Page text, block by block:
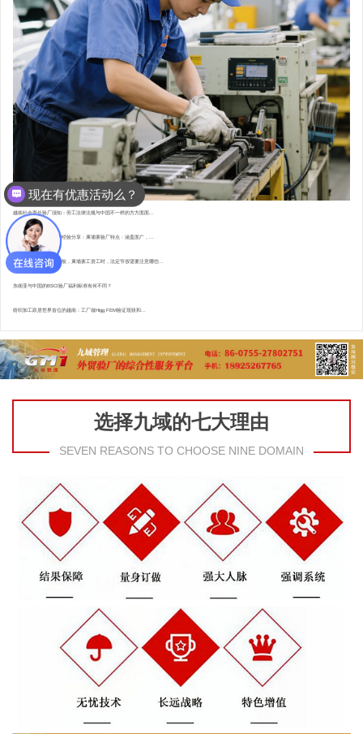
越南社会责任验厂须知：劳工法律法规与中国不一样的方方面面...
东南亚资深验厂顾问的经验分享：柬埔寨验厂特点 : 涵盖面广，...
直赴柬埔寨，为验厂护航，柬埔寨工资工时，法定节假需要注意哪些...
东南亚与中国的BSCI验厂福利标准有何不同？
纺织加工跃居世界首位的越南：工厂做Higg FEM验证现状和...
选择九域的七大理由
SEVEN REASONS TO CHOOSE NINE DOMAIN
现在有优惠活动么？